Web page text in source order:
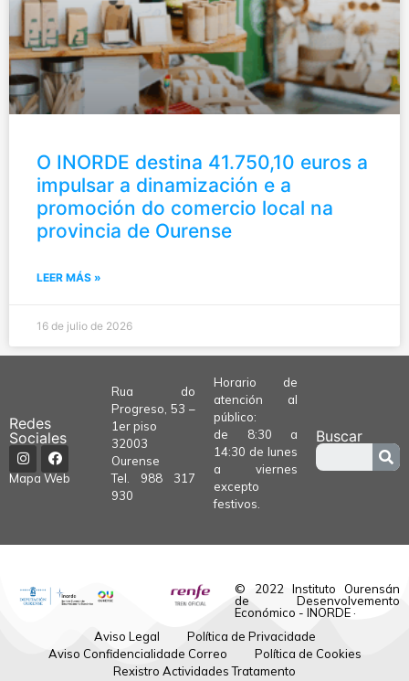
O INORDE destina 41.750,10 euros a
impulsar a dinamización e a
promoción do comercio local na
provincia de Ourense
LEER MÁS »
16 de julio de 2026
Redes
Sociales
Mapa Web
Rua do
Progreso, 53 –
1er piso
32003
Ourense
Tel. 988 317
930
Horario de
atención al
público:
de 8:30 a
14:30 de lunes
a viernes
excepto
festivos.
Buscar
© 2022 Instituto Ourensán
de Desenvolvemento
Económico - INORDE ·
Aviso Legal
Política de Privacidade
Aviso Confidencialidade Correo
Política de Cookies
Rexistro Actividades Tratamento